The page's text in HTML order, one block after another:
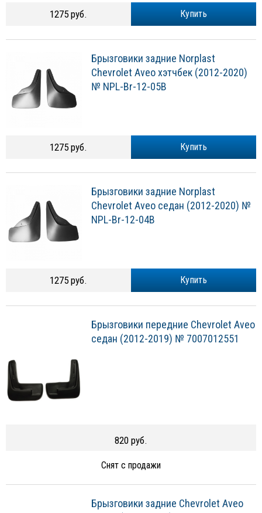
Купить
1275 руб.
Брызговики задние Norplast
Chevrolet Aveo хэтчбек (2012-2020)
№ NPL-Br-12-05B
Купить
1275 руб.
Брызговики задние Norplast
Chevrolet Aveo седан (2012-2020) №
NPL-Br-12-04B
Купить
1275 руб.
Брызговики передние Chevrolet Aveo
седан (2012-2019) № 7007012551
820 руб.
Снят с продажи
Брызговики задние Chevrolet Aveo